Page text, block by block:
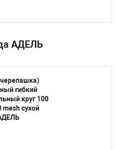
АДЕЛЬ
гибкий
круг 100
сухой